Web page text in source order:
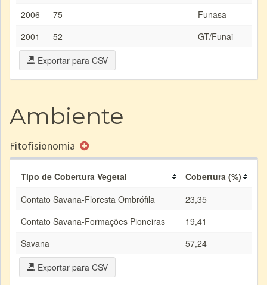
2006
75
Funasa
2001
52
GT/Funai
Exportar para CSV
Ambiente
Fitofisionomia
Tipo de Cobertura Vegetal
Cobertura (%)
Contato Savana-Floresta Ombrófila
23,35
Contato Savana-Formações Pioneiras
19,41
Savana
57,24
Exportar para CSV